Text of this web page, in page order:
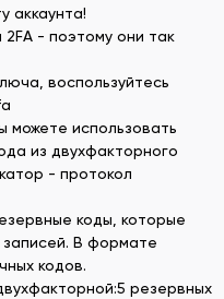
аккаунта!
- поэтому они так
воспользуйтесь
можете использовать
из двухфакторного
- протокол
коды, которые
В формате
кодов.
резервных